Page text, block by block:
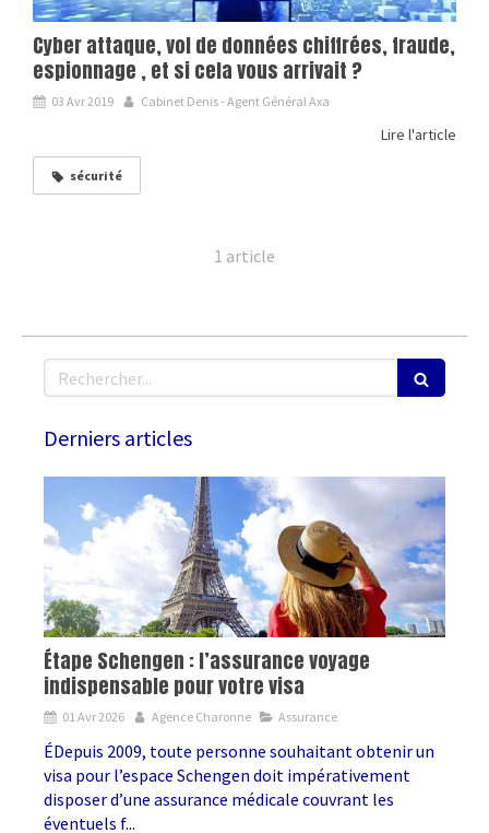
Cyber attaque, vol de données chiffrées, fraude,
espionnage , et si cela vous arrivait ?
03 Avr 2019 Cabinet Denis - Agent Général Axa
Lire l'article
sécurité
1 article
Rechercher
Derniers articles
Étape Schengen : l’assurance voyage
indispensable pour votre visa
01 Avr 2026 Agence Charonne Assurance
ÉDepuis 2009, toute personne souhaitant obtenir un
visa pour l’espace Schengen doit impérativement
disposer d’une assurance médicale couvrant les
éventuels f...